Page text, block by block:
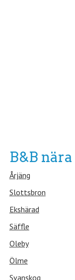
B&B
Årjäng
Slottsbron
Ekshärad
Säffle
Oleby
Ölme
Svanskog